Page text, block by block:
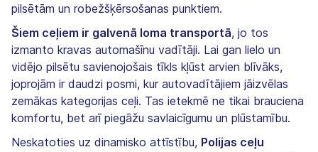
pilsētām un robežšķērsošanas punktiem.
Šiem ceļiem ir galvenā loma transportā, jo tos
izmanto kravas automašīnu vadītāji. Lai gan lielo un
vidējo pilsētu savienojošais tīkls kļūst arvien blīvāks,
joprojām ir daudzi posmi, kur autovadītājiem jāizvēlas
zemākas kategorijas ceļi. Tas ietekmē ne tikai brauciena
komfortu, bet arī piegāžu savlaicīgumu un plūstamību.
Neskatoties uz dinamisko attīstību, Polijas ceļu